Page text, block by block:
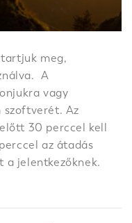
meg,
A
vagy
szoftverét. Az
30 perccel kell
az átadás
a jelentkezőknek.